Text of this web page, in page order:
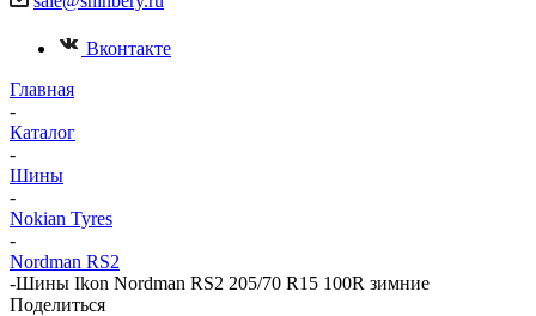
Вконтакте
Главная
-
Каталог
-
Шины
-
Nokian Tyres
-
Nordman RS2
-Шины Ikon Nordman RS2 205/70 R15 100R зимние
Поделиться